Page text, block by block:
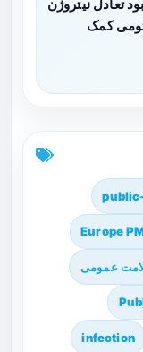
تعادل نیتروژن
کمک
Europe
عمومی
infection